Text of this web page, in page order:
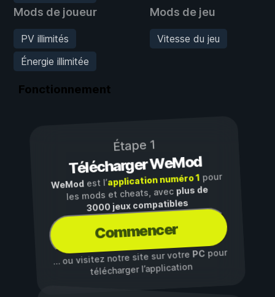
Mods de joueur
PV illimités
Énergie illimitée
Mods de jeu
Vitesse du jeu
Fonctionnement
Étape 1
Télécharger WeMod
WeModest l’application numéro 1pour
les mods et cheats, avec plus de
3000 jeux compatibles
Commencer
… ou visitez notre site sur votre PCpour
télécharger l’application